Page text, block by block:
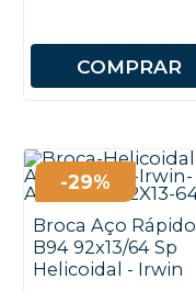
COMPRAR
Broca Aço Rápido
B94 92x13/64 Sp
Helicoidal - Irwin
-29%